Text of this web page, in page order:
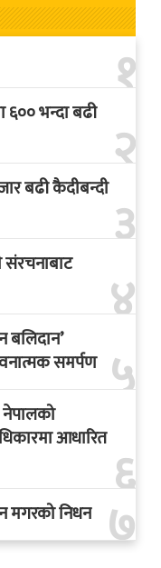
१
२
भन्दा बढी
३
बढी कैदीबन्दी
४
संरचनाबाट
५
बलिदान’
समर्पण
६
नेपालको
आधारित
७
मगरको निधन